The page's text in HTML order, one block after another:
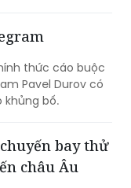
lên tới khoảng 170
tại Trại tạm giam
thức cáo buộc
Pavel Durov có
khủng bố.
bay thử
châu Âu